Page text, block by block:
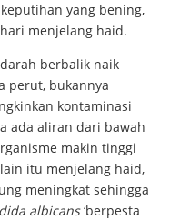
yang bening,
menjelang haid.
berbalik naik
perut, bukannya
kontaminasi
ada aliran dari bawah
makin tinggi
itu menjelang haid,
meningkat sehingga
albicans‘berpesta